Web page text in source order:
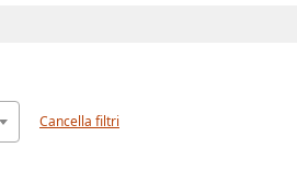
Cancella filtri